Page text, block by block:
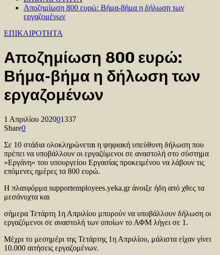
Αποζημίωση 800 ευρώ: Βήμα-βήμα η δήλωση των
εργαζομένων
ΕΠΙΚΑΙΡΟΤΗΤΑ
Αποζημίωση 800 ευρώ:
Βήμα-βήμα η δήλωση των
εργαζομένων
1 Απριλίου 202001337
Share0
Σε 10 στάδια ολοκληρώνεται η ψηφιακή υπεύθυνη δήλωση που
πρέπει να υποβάλλουν οι εργαζόμενοι σε αναστολή στο σύστημα
«Εργάνη» του υπουργείου Εργασίας προκειμένου να λάβουν τις
επόμενες ημέρες τα 800 ευρώ.
Η πλατφόρμα supportemployees.yeka.gr άνοιξε ήδη από χθες τα
μεσάνυχτα και
σήμερα Τετάρτη 1η Απριλίου μπορούν να υποβάλλουν δήλωση οι
εργαζόμενοι σε αναστολή των οποίων το ΑΦΜ λήγει σε 1.
Μέχρι το μεσημέρι της Τετάρτης 1η Απριλίου, μάλιστα είχαν γίνει
10.000 αιτήσεις εργαζομένων.